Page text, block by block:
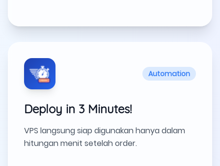
Automation
Deploy in 3 Minutes!
VPS langsung siap digunakan hanya dalam
hitungan menit setelah order.